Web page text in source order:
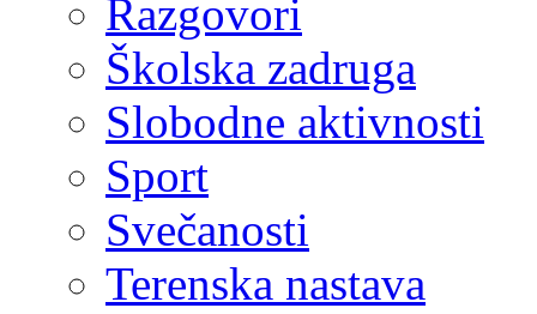
Razgovori
Školska zadruga
Slobodne aktivnosti
Sport
Svečanosti
Terenska nastava